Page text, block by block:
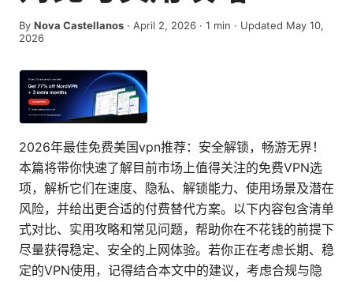
By Nova Castellanos · April 2, 2026 · 1 min · Updated May 10,
2026
2026年最佳免费美国vpn推荐：安全解锁，畅游无界！
本篇将带你快速了解目前市场上值得关注的免费VPN选
项，解析它们在速度、隐私、解锁能力、使用场景及潜在
风险，并给出更合适的付费替代方案。以下内容包含清单
式对比、实用攻略和常见问题，帮助你在不花钱的前提下
尽量获得稳定、安全的上网体验。若你正在考虑长期、稳
定的VPN使用，记得结合本文中的建议，考虑合规与隐